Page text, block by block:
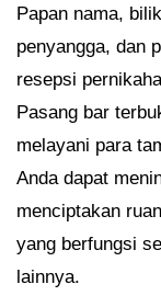
Papan nama,
penyangga, dan
resepsi
Pasang bar
melayani para
Anda dapat
menciptakan
yang berfungsi
lainnya.